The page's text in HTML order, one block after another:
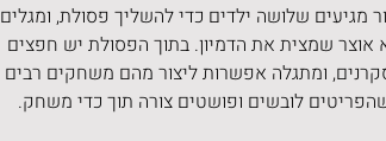
מגיעים שלושה ילדים כדי להשליך פסולת, ומגלים
אוצר שמצית את הדמיון. בתוך הפסולת יש חפצים
ומתגלה אפשרות ליצור מהם משחקים רבים
לובשים ופושטים צורה תוך כדי משחק.